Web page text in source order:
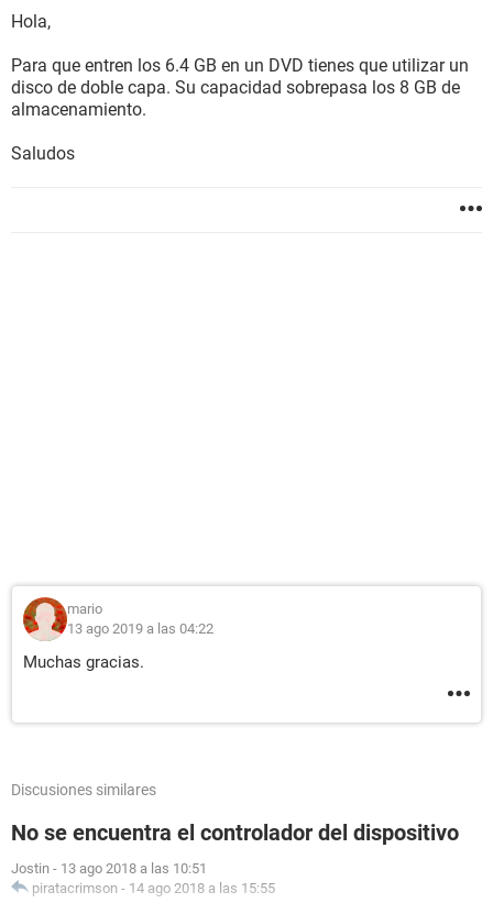
Hola,
Para que entren los 6.4 GB en un DVD tienes que utilizar un
disco de doble capa. Su capacidad sobrepasa los 8 GB de
almacenamiento.
Saludos
mario
13 ago 2019 a las 04:22
Muchas gracias.
Discusiones similares
No se encuentra el controlador del dispositivo
Jostin - 13 ago 2018 a las 10:51
piratacrimson - 14 ago 2018 a las 15:55